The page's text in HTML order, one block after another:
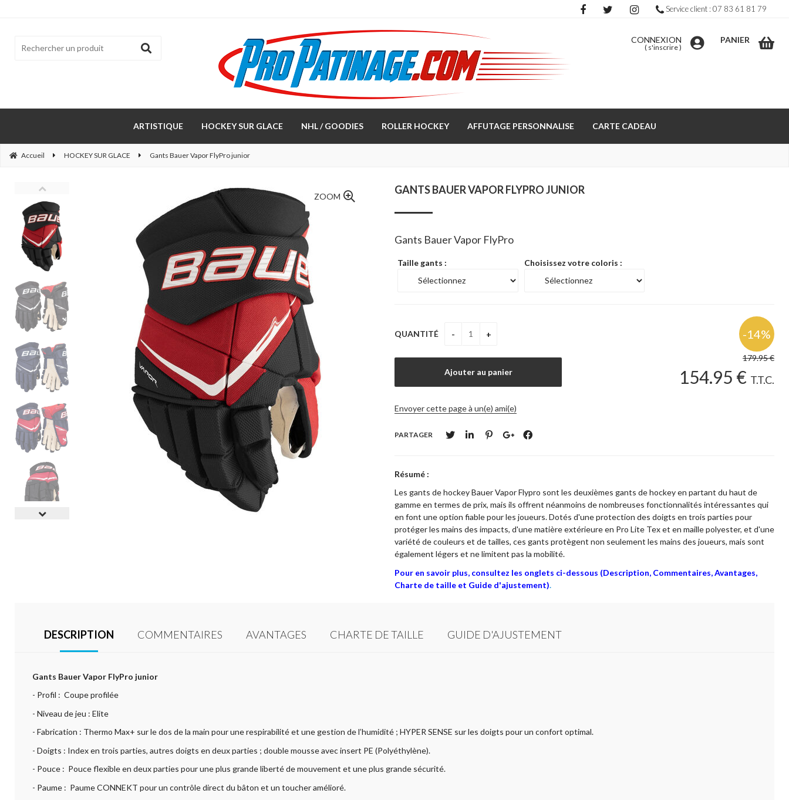
CONNEXION
( s'inscrire)
PANIER
ARTISTIQUE HOCKEY SUR GLACE NHL / GOODIES ROLLER HOCKEY AFFUTAGE PERSONNALISE CARTE CADEAU
Accueil HOCKEY SUR GLACE Gants Bauer Vapor FlyPro junior
ZOOM
GANTS BAUER VAPOR FLYPRO JUNIOR
Gants Bauer Vapor FlyPro
Taille gants : Choisissez votre coloris :
179.95€
154.95 € T.T.C.
QUANTITÉ
Envoyer cette page à un(e) ami(e)
PARTAGER
Résumé :
Les gants de hockey Bauer Vapor Flypro sont les deuxièmes gants de hockey en partant du haut de
gamme en termes de prix, mais ils offrent néanmoins de nombreuses fonctionnalités intéressantes qui
en font une option fiable pour les joueurs. Dotés d'une protection des doigts en trois parties pour
protéger les mains des impacts, d'une matière extérieure en Pro Lite Tex et en maille polyester, et d'une
variété de couleurs et de tailles, ces gants protègent non seulement les mains des joueurs, mais sont
également légers et ne limitent pas la mobilité.
Pour en savoir plus, consultez les onglets ci-dessous (Description, Commentaires, Avantages,
Charte de taille et Guide d'ajustement).
DESCRIPTION COMMENTAIRES AVANTAGES CHARTE DE TAILLE GUIDE D'AJUSTEMENT
Gants Bauer Vapor FlyPro junior
- Profil : Coupe profilée
- Niveau de jeu : Elite
- Fabrication : Thermo Max+ sur le dos de la main pour une respirabilité et une gestion de l’humidité ; HYPER SENSE sur les doigts pour un confort optimal.
- Doigts : Index en trois parties, autres doigts en deux parties ; double mousse avec insert PE (Polyéthylène).
- Pouce : Pouce flexible en deux parties pour une plus grande liberté de mouvement et une plus grande sécurité.
- Paume : Paume CONNEKT pour un contrôle direct du bâton et un toucher amélioré.
Service client : 07 83 61 81 79